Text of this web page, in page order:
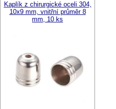
Kaplík z chirurgické oceli 304,
10x9 mm, vnitřní průměr 8
mm, 10 ks